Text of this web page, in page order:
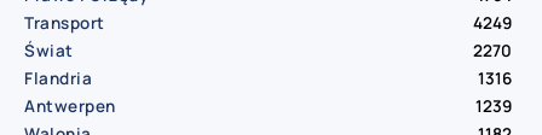
Transport
4249
Świat
2270
Flandria
1316
Antwerpen
1239